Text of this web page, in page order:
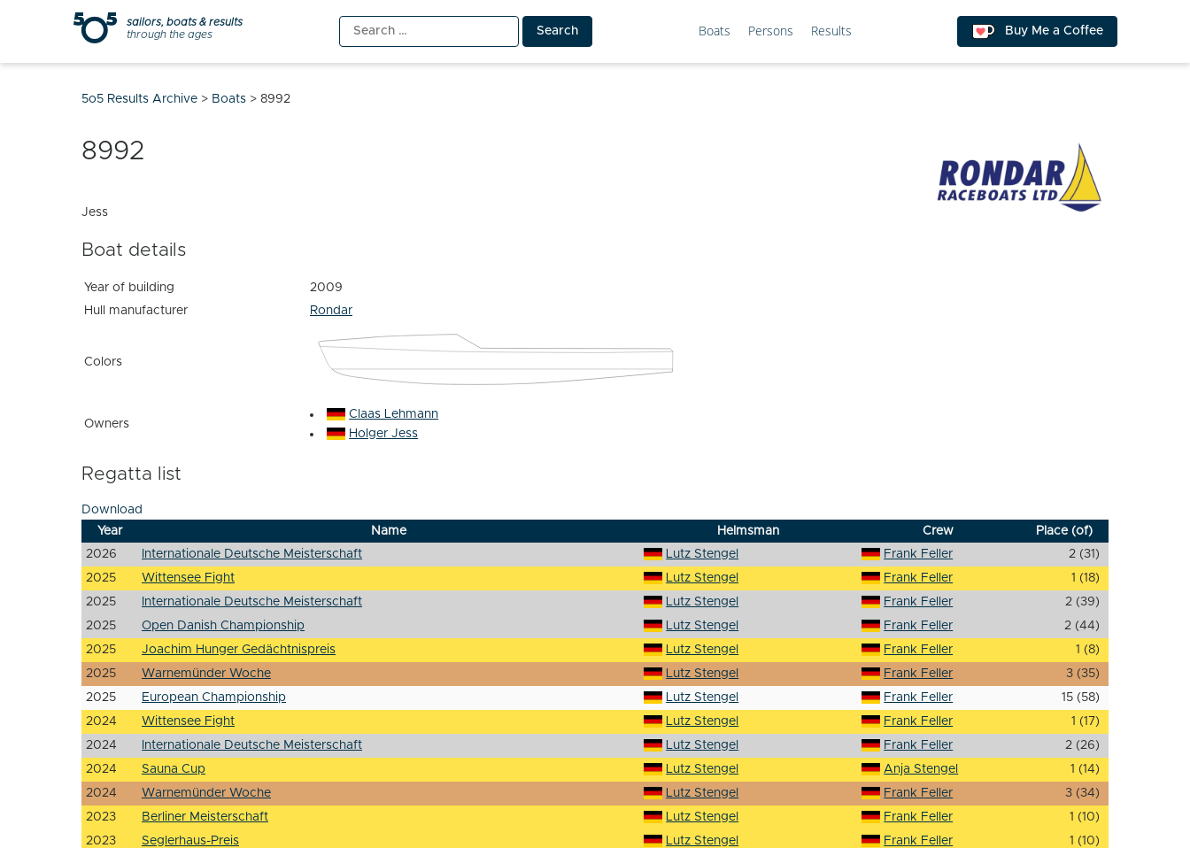
sailors, boats & results
through the ages
Search
for:
Boats Persons Results Buy Me a Coffee
5o5 Results Archive > Boats > 8992
8992
Jess
Boat details
Year of building
2009
Hull manufacturer
Rondar
Colors
Owners
Claas Lehmann
Holger Jess
Regatta list
Download
Year
Name Helmsman Crew
Place (of)
2026
Internationale Deutsche Meisterschaft Lutz Stengel Frank Feller
2 (31)
2025
Wittensee Fight Lutz Stengel Frank Feller
1 (18)
2025
Internationale Deutsche Meisterschaft Lutz Stengel Frank Feller
2 (39)
2025
Open Danish Championship Lutz Stengel Frank Feller
2 (44)
2025
Joachim Hunger Gedächtnispreis Lutz Stengel Frank Feller
1 (8)
2025
Warnemünder Woche Lutz Stengel Frank Feller
3 (35)
2025
European Championship Lutz Stengel Frank Feller
15 (58)
2024
Wittensee Fight Lutz Stengel Frank Feller
1 (17)
2024
Internationale Deutsche Meisterschaft Lutz Stengel Frank Feller
2 (26)
2024
Sauna Cup Lutz Stengel Anja Stengel
1 (14)
2024
Warnemünder Woche Lutz Stengel Frank Feller
3 (34)
2023
Berliner Meisterschaft Lutz Stengel Frank Feller
1 (10)
2023
Seglerhaus-Preis Lutz Stengel Frank Feller
1 (10)